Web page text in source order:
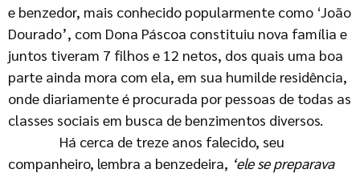
e benzedor, mais conhecido popularmente como ‘João
Dourado’, com Dona Páscoa constituiu nova família e
juntos tiveram 7 filhos e 12 netos, dos quais uma boa
parte ainda mora com ela, em sua humilde residência,
onde diariamente é procurada por pessoas de todas as
classes sociais em busca de benzimentos diversos.
Há cerca de treze anos falecido, seu
companheiro, lembra a benzedeira, ‘ele se preparava